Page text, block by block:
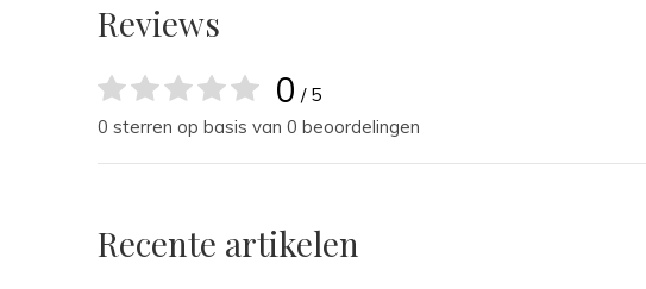
Reviews
0 / 5
0 sterren op basis van 0 beoordelingen
Recente artikelen